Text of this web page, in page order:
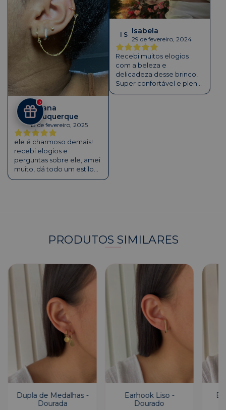
J A
Juliana
Albuquerque
13 de fevereiro, 2025
ele é charmoso demais!
recebi elogios e
perguntas sobre ele, amei
muito, dá todo um estilo
pra orelha. a caixinha veio
I S Isabela
29 de fevereiro, 2024
Recebi muitos elogios
com a beleza e
delicadeza desse brinco!
Super confortável e pleno.
Parabéns pelo cuidado
PRODUTOS SIMILARES
Dupla de Medalhas -
Dourada
Earhook Liso -
Dourado
3